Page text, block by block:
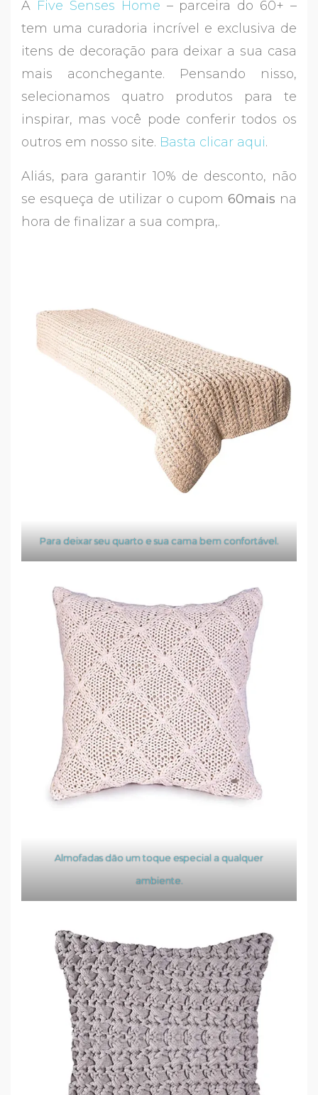
A Five Senses Home – parceira do 60+ –
tem uma curadoria incrível e exclusiva de
itens de decoração para deixar a sua casa
mais aconchegante. Pensando nisso,
selecionamos quatro produtos para te
inspirar, mas você pode conferir todos os
outros em nosso site. Basta clicar aqui.
Aliás, para garantir 10% de desconto, não
se esqueça de utilizar o cupom 60mais na
hora de finalizar a sua compra,.
Para deixar seu quarto e sua cama bem confortável.
Almofadas dão um toque especial a qualquer
ambiente.